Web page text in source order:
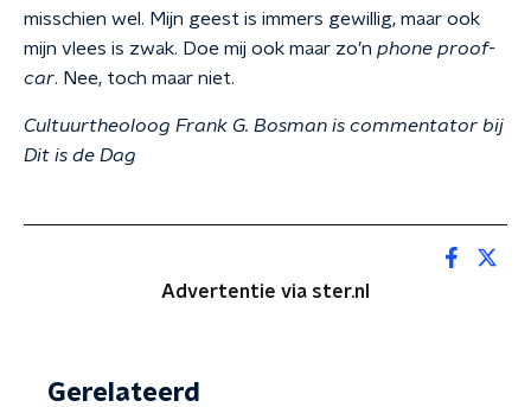
misschien wel. Mijn geest is immers gewillig, maar ook
mijn vlees is zwak. Doe mij ook maar zo’n phone proof-
car. Nee, toch maar niet.
Cultuurtheoloog Frank G. Bosman is commentator bij
Dit is de Dag
Advertentie via ster.nl
Gerelateerd